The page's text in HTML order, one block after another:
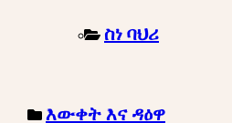
ስነ ባህሪ
እውቀት እና ዳዕዋ